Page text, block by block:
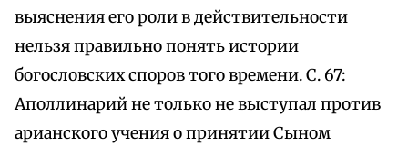
выяснения его роли в действительности
нельзя правильно понять истории
богословских споров того времени. С. 67:
Аполлинарий не только не выступал против
арианского учения о принятии Сыном